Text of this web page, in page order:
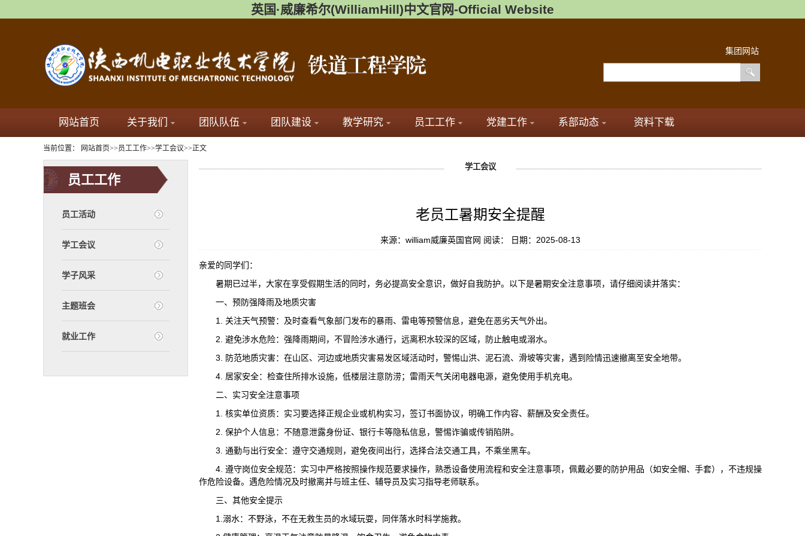
英国·威廉希尔(WilliamHill)中文官网-Official Website
集团网站
网站首页 关于我们 团队队伍 团队建设 教学研究 员工工作 党建工作 系部动态 资料下载
当前位置： 网站首页>>员工工作>>学工会议>>正文
员工工作
员工活动
学工会议
学子风采
主题班会
就业工作
学工会议
老员工暑期安全提醒
来源：william威廉英国官网 阅读： 日期：2025-08-13
亲爱的同学们：
暑期已过半，大家在享受假期生活的同时，务必提高安全意识，做好自我防护。以下是暑期安全注意事项，请仔细阅读并落实：
一、预防强降雨及地质灾害
1. 关注天气预警：及时查看气象部门发布的暴雨、雷电等预警信息，避免在恶劣天气外出。
2. 避免涉水危险：强降雨期间，不冒险涉水通行，远离积水较深的区域，防止触电或溺水。
3. 防范地质灾害：在山区、河边或地质灾害易发区域活动时，警惕山洪、泥石流、滑坡等灾害，遇到险情迅速撤离至安全地带。
4. 居家安全：检查住所排水设施，低楼层注意防涝；雷雨天气关闭电器电源，避免使用手机充电。
二、实习安全注意事项
1. 核实单位资质：实习要选择正规企业或机构实习，签订书面协议，明确工作内容、薪酬及安全责任。
2. 保护个人信息：不随意泄露身份证、银行卡等隐私信息，警惕诈骗或传销陷阱。
3. 通勤与出行安全：遵守交通规则，避免夜间出行，选择合法交通工具，不乘坐黑车。
4. 遵守岗位安全规范：实习中严格按照操作规范要求操作，熟悉设备使用流程和安全注意事项，佩戴必要的防护用品（如安全帽、手套），不违规操
作危险设备。遇危险情况及时撤离并与班主任、辅导员及实习指导老师联系。
三、其他安全提示
1.溺水：不野泳，不在无救生员的水域玩耍，同伴落水时科学施救。